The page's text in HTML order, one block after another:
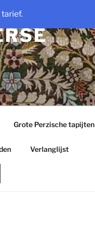
Grote Perzische tapijten
Verlanglijst